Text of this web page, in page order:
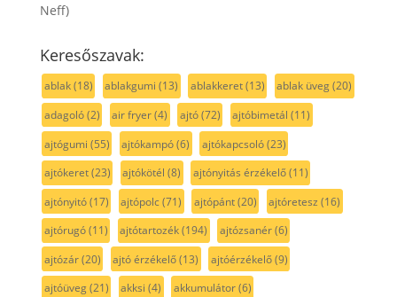
Neff)
Keresőszavak:
ablak(18) ablakgumi (13) ablakkeret(13) ablak üveg(20)
adagoló(2) air fryer(4) ajtó(72) ajtóbimetál (11)
ajtógumi (55) ajtókampó(6) ajtókapcsoló(23)
ajtókeret(23) ajtókötél (8) ajtónyitás érzékelő(11)
ajtónyitó(17) ajtópolc(71) ajtópánt(20) ajtóretesz (16)
ajtórugó(11) ajtótartozék(194) ajtózsanér(6)
ajtózár(20) ajtó érzékelő(13) ajtóérzékelő(9)
ajtóüveg(21) akksi (4) akkumulátor(6)